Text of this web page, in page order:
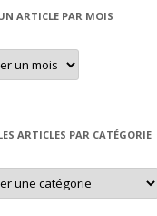
ARTICLE PAR MOIS
ARTICLES PAR CATÉGORIE